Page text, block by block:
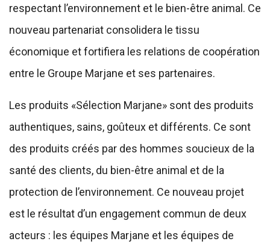
respectant l’environnement et le bien-être animal. Ce
nouveau partenariat consolidera le tissu
économique et fortifiera les relations de coopération
entre le Groupe Marjane et ses partenaires.
Les produits «Sélection Marjane» sont des produits
authentiques, sains, goûteux et différents. Ce sont
des produits créés par des hommes soucieux de la
santé des clients, du bien-être animal et de la
protection de l’environnement. Ce nouveau projet
est le résultat d’un engagement commun de deux
acteurs : les équipes Marjane et les équipes de